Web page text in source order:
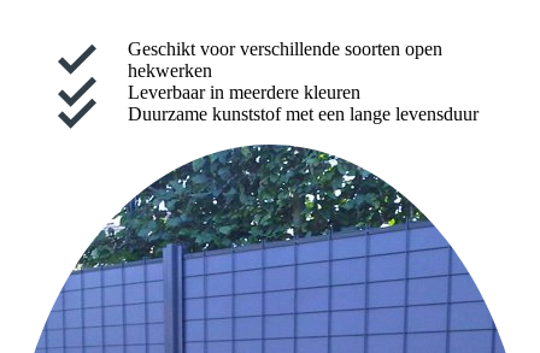
Geschikt voor verschillende soorten open
hekwerken
Leverbaar in meerdere kleuren
Duurzame kunststof met een lange levensduur